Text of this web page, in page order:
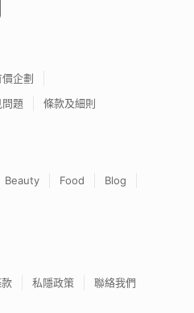
企劃
問題 條款及細則
Beauty Food
Blog
私隱政策 聯絡我們